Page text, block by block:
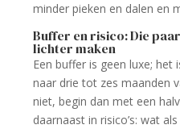
minder pieken en dalen en
Buffer en risico: Die
lichter maken
Een buffer is geen luxe; het
naar drie tot zes maanden
niet, begin dan met een
daarnaast in risico’s: wat